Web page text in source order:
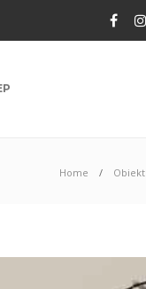
Home Obiekt